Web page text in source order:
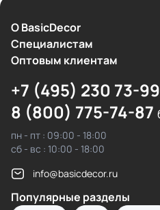
О BasicDecor
Cпециалистам
Оптовым клиентам
+7 (495) 230 73-99
8 (800) 775-74-87
пн - пт : 09:00 - 18:00
сб - вс : 10:00 - 18:00
info@basicdecor.ru
Популярные разделы